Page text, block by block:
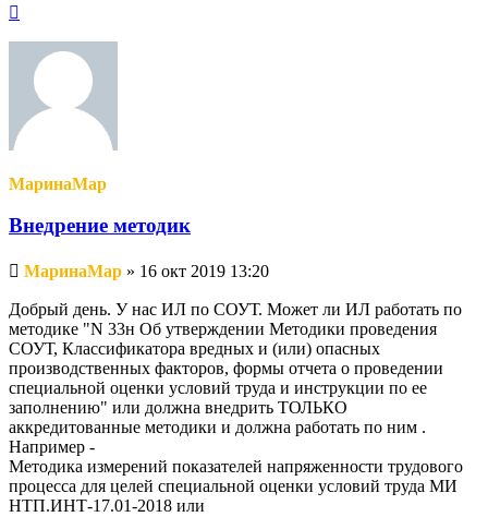
началу
МаринаМар
Внедрение методик
Непрочитанное
сообщение
МаринаМар » 16 окт 2019 13:20
Добрый день. У нас ИЛ по СОУТ. Может ли ИЛ работать по
методике "N 33н Об утверждении Методики проведения
СОУТ, Классификатора вредных и (или) опасных
производственных факторов, формы отчета о проведении
специальной оценки условий труда и инструкции по ее
заполнению" или должна внедрить ТОЛЬКО
аккредитованные методики и должна работать по ним .
Например -
Методика измерений показателей напряженности трудового
процесса для целей специальной оценки условий труда МИ
НТП.ИНТ-17.01-2018 или